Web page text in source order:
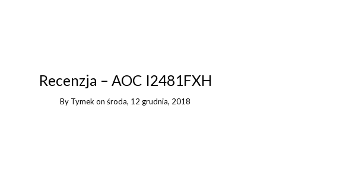
Recenzja – AOC I2481FXH
By Tymek onśroda, 12 grudnia, 2018